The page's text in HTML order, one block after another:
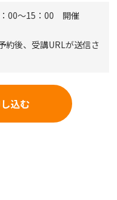
00～15：00 開催
後、受講URLが送信さ
込む